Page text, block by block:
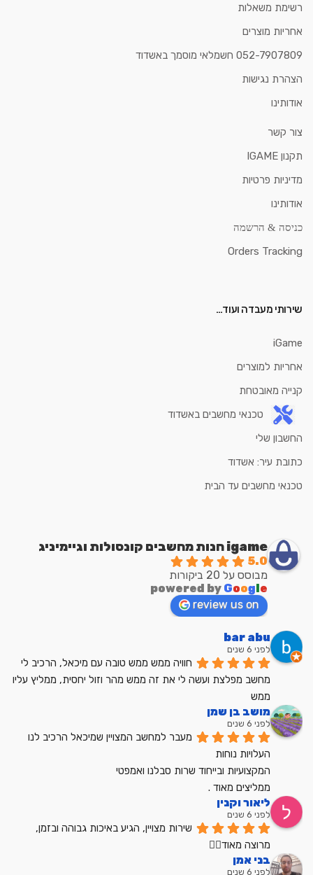
רשימת משאלות
אחריות מוצרים
052-7907809 חשמלאי מוסמך באשדוד
הצהרת נגישות
אודותינו
צור קשר
תקנון IGAME
מדיניות פרטיות
אודותינו
כניסה & הרשמה
Orders Tracking
שירותי מעבדה ועוד…
iGame
אחריות למוצרים
קנייה מאובטחת
טכנאי מחשבים באשדוד
החשבון שלי
כתובת עיר: אשדוד
טכנאי מחשבים עד הבית
igame חנות מחשבים קונסולות וגיימיניג
5.0
מבוסס על 20 ביקורות
powered by Google
review us on
bar abu
לפני 6 שנים
ממש
מושב בן שמן
לפני 6 שנים
מעבר למחשב המצויין שמיכאל הרכיב לנו
העלויות נוחות
המקצועיות ובייחוד שרות סבלנו ואמפטי
ממליצים מאוד .
ליאור וקנין
לפני 6 שנים
מרוצה מאוד👍🏼
בני אמן
לפני 6 שנים